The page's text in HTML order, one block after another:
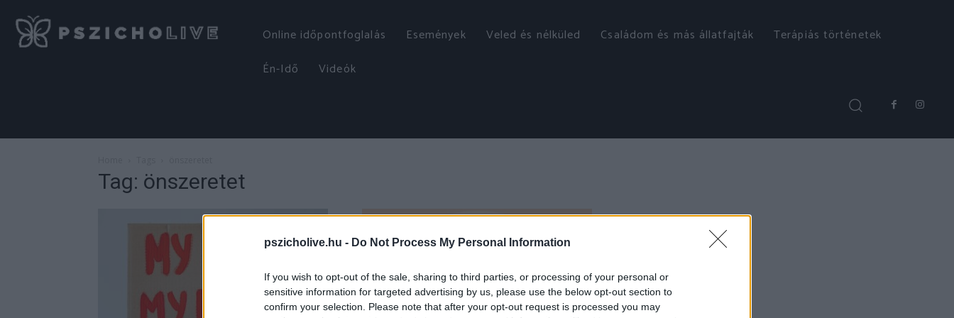
pszicholive.hu - Do Not Process My Personal Information
If you wish to opt-out of the sale, sharing to third parties, or processing of your personal or
sensitive information for targeted advertising by us, please use the below opt-out section to
confirm your selection. Please note that after your opt-out request is processed you may
Online időpontfoglalás Események Veled és nélküled Családom és más állatfajták
Terápiás történetek
Én-Idő
Videók
Tag: önszeretet